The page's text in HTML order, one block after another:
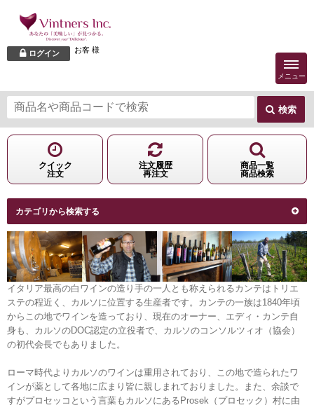
ログイン お客 様
メニュー
検索
クイック
注文
注文履歴
再注文
商品一覧
商品検索
カテゴリから検索する
イタリア最高の白ワインの造り手の一人とも称えられるカンテはトリエ
ステの程近く、カルソに位置する生産者です。カンテの一族は1840年頃
からこの地でワインを造っており、現在のオーナー、エディ・カンテ自
身も、カルソのDOC認定の立役者で、カルソのコンソルツィオ（協会）
の初代会長でもありました。
ローマ時代よりカルソのワインは重用されており、この地で造られたワ
インが薬として各地に広まり皆に親しまれておりました。また、余談で
すがプロセッコという言葉もカルソにあるProsek（プロセック）村に由